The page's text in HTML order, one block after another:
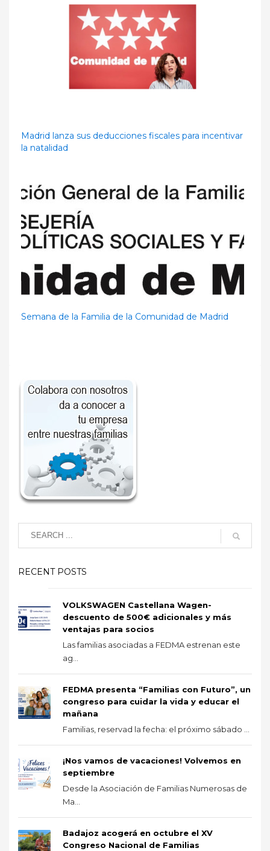
Madrid lanza sus deducciones fiscales para incentivar
la natalidad
Semana de la Familia de la Comunidad de Madrid
RECENT POSTS
VOLKSWAGEN Castellana Wagen-
descuento de 500€ adicionales y más
ventajas para socios
Las familias asociadas a FEDMA estrenan este
ag...
FEDMA presenta “Familias con Futuro”, un
congreso para cuidar la vida y educar el
mañana
Familias, reservad la fecha: el próximo sábado ...
¡Nos vamos de vacaciones! Volvemos en
septiembre
Desde la Asociación de Familias Numerosas de
Ma...
Badajoz acogerá en octubre el XV
Congreso Nacional de Familias